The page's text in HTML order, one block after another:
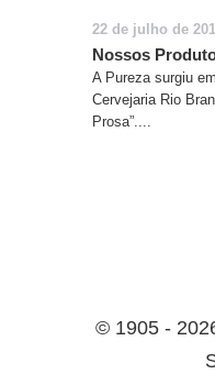
22 de julho de
Nossos
A Pureza surgiu
Cervejaria Rio
Prosa”....
© 1905 -